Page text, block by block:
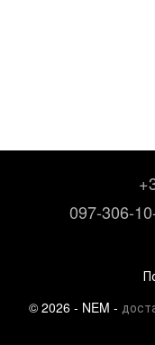
097-306-
© 2026 - NEM -